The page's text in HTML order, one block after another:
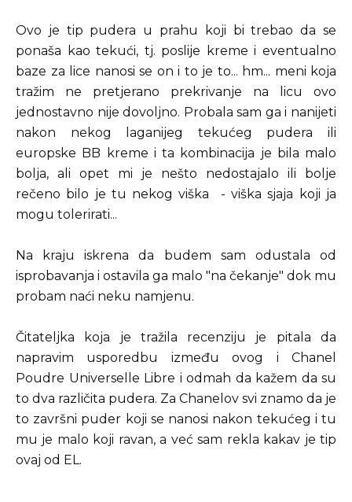
Ovo je tip pudera u prahu koji bi trebao da se
ponaša kao tekući, tj. poslije kreme i eventualno
baze za lice nanosi se on i to je to... hm... meni koja
tražim ne pretjerano prekrivanje na licu ovo
jednostavno nije dovoljno. Probala sam ga i nanijeti
nakon nekog laganijeg tekućeg pudera ili
europske BB kreme i ta kombinacija je bila malo
bolja, ali opet mi je nešto nedostajalo ili bolje
rečeno bilo je tu nekog viška - viška sjaja koji ja
mogu tolerirati...
Na kraju iskrena da budem sam odustala od
isprobavanja i ostavila ga malo "na čekanje" dok mu
probam naći neku namjenu.
Čitateljka koja je tražila recenziju je pitala da
napravim usporedbu između ovog i Chanel
Poudre Universelle Libre i odmah da kažem da su
to dva različita pudera. Za Chanelov svi znamo da je
to završni puder koji se nanosi nakon tekućeg i tu
mu je malo koji ravan, a već sam rekla kakav je tip
ovaj od EL.